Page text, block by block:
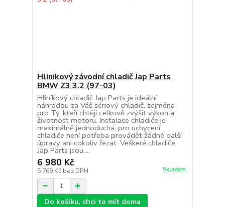
Hlinikový závodní chladič Jap Parts
BMW Z3 3.2 (97-03)
Hliníkový chladič Jap Parts je ideální
náhradou za Váš sériový chladič, zejména
pro Ty, kteří chtějí celkově zvýšit výkon a
životnost motoru. Instalace chladiče je
maximálně jednoduchá, pro uchycení
chladiče není potřeba provádět žádné další
úpravy ani cokoliv řezat. Veškeré chladiče
Jap Parts jsou ...
6 980 Kč
5 769 Kč bez DPH Skladem
Do košíku, chci to mít doma